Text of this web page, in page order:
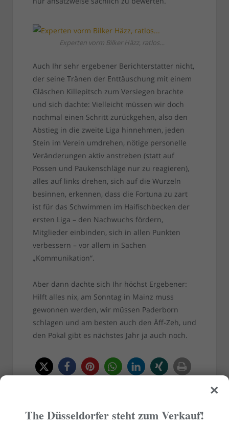
Experten vorm Bilker Häzz, ratlos…
Auch Ihr sehr ergebener Berichterstatter nicht,
der seine Tränen der Enttäuschung mit einem
Gläschen Killepitsch zum Versiegen brachte
und sich dachte: Vielleicht müssen wir doch
nochmal einen Schritt zurückgehen, also den
Abstieg in die zweite Liga hinnehmen, jeden
Stein im Verein umdrehen, nötige personelle
Veränderungen aktiv anstreben (statt auf
Possen und Paukenschläge nur zu reagieren),
alles auf links drehen, sich auf die Wurzeln
besinnen, erkennen, dass die Fortuna zu zart
ist für das Schwimmen im Haifischbecken der
ersten Liga – den Nachwuchs fördern,
Mitglieder einbinden, sich in allen Punkten
verbessern – vor allem in Sachen
„Kommunikation“.
Aber dann dachte sich Ihr höchst Ergebener:
Hilft alles nix, am Sonntag in Mainz muss
gewonnen werden, wir müssen Paderborn
schlagen und am besten auch den Äff-Zeh, und
den Pokal gibt es nächstes Jahr ja auch noch.
×
The Düsseldorfer steht zum Verkauf!